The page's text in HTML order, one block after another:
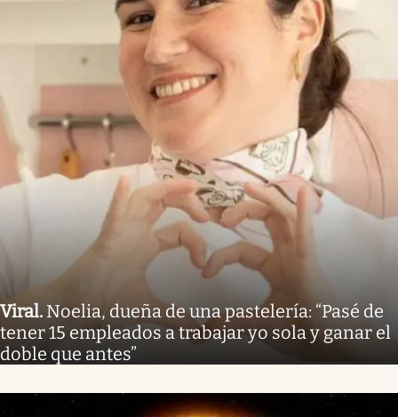
Viral. Noelia, dueña de una pastelería: “Pasé de
tener 15 empleados a trabajar yo sola y ganar el
doble que antes”